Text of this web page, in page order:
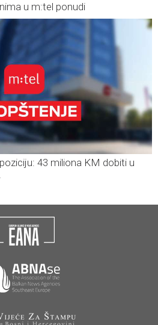
u m:tel ponudi
43 miliona KM dobiti u